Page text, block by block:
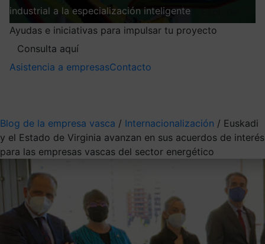
industrial a la especialización inteligente
Ayudas e iniciativas para impulsar tu proyecto
Consulta aquí
Asistencia a empresasContacto
Blog de la empresa vasca / Internacionalización / Euskadi
y el Estado de Virginia avanzan en sus acuerdos de interés
para las empresas vascas del sector energético